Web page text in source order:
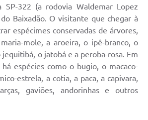
322 (a rodovia Waldemar Lopez
Baixadão. O visitante que chegar à
espécimes conservadas de árvores,
mole, a aroeira, o ipê-branco, o
jequitibá, o jatobá e a peroba-rosa. Em
espécies como o bugio, o macaco-
estrela, a cotia, a paca, a capivara,
gaviões, andorinhas e outros